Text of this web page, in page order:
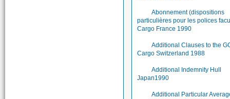
Abonnement (dispositions
particulières pour les polices
Cargo France 1990
Additional Clauses to the
Cargo Switzerland 1988
Additional Indemnity Hull
Japan1990
Additional Particular